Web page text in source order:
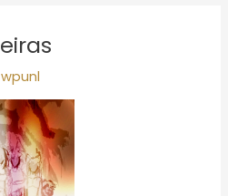
wpunl